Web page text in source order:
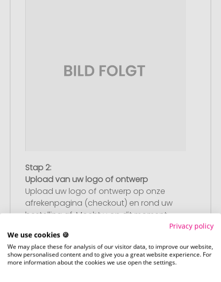
Stap 2:
Upload van uw logo of ontwerp
Upload uw logo of ontwerp op onze
afrekenpagina (checkout) en rond uw
bestelling af. Mocht u op dit moment
hebben, dan kunt u dit later aanleveren.
Privacy policy
We use cookies 🍪
We may place these for analysis of our visitor data, to improve our website,
show personalised content and to give you a great website experience. For
more information about the cookies we use open the settings.